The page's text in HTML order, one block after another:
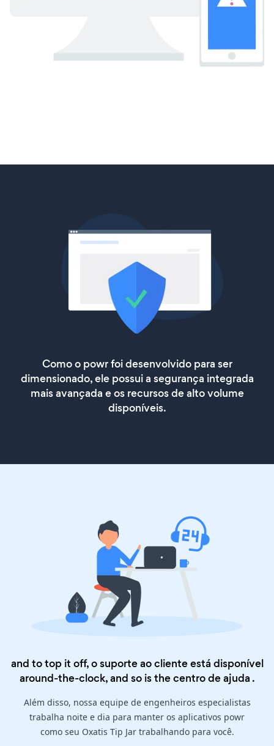
Como o powr foi desenvolvido para ser
dimensionado, ele possui a segurança integrada
mais avançada e os recursos de alto volume
disponíveis.
and to top it off, o suporte ao cliente está disponível
around-the-clock, and so is thecentro de ajuda .
Além disso, nossa equipe de engenheiros especialistas
trabalha noite e dia para manter os aplicativos powr
como seu Oxatis Tip Jar trabalhando para você.